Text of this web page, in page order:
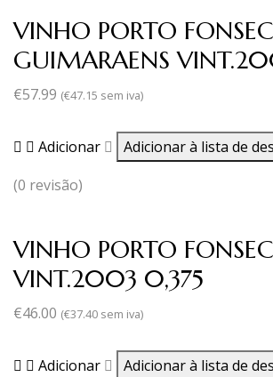
VINHO PORTO
GUIMARAENS
€57.99 (€47.15 sem iva)
Adicionar Adicionar à lista de
(0 revisão)
VINHO PORTO
VINT.2003 0,375
€46.00 (€37.40 sem iva)
Adicionar Adicionar à lista de